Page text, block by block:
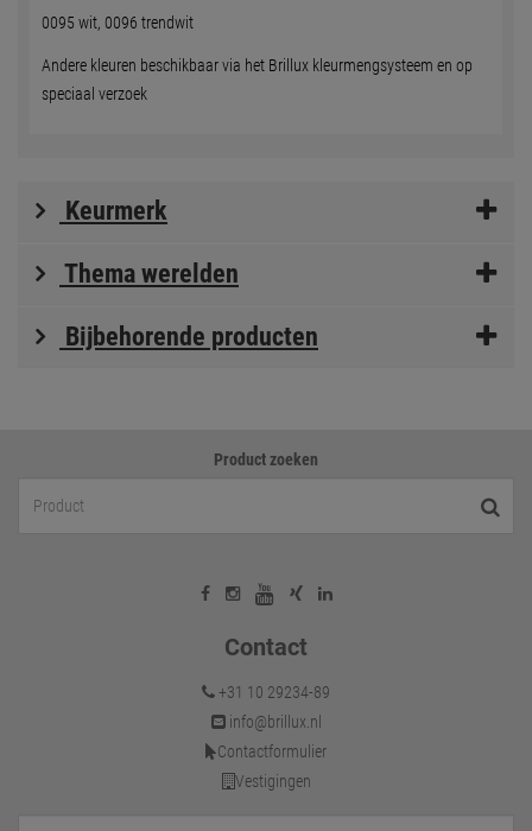
0095 wit, 0096 trendwit
Andere kleuren beschikbaar via het Brillux kleurmengsysteem en op
speciaal verzoek
Keurmerk
Thema werelden
Bijbehorende producten
Product zoeken
Contact
+31 10 29234-89
info@brillux.nl
Contactformulier
Vestigingen